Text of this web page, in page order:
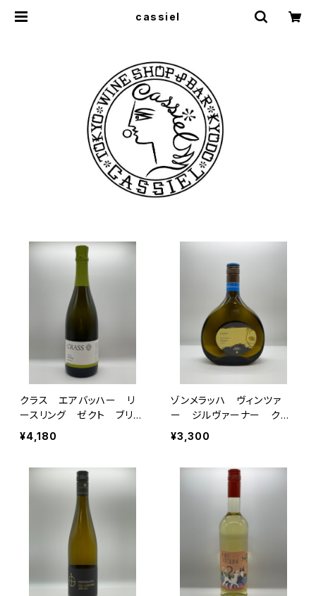
cassiel
クラス エアバッハー リ
ースリング ゼクト ブリュ
ット NV
¥4,180
ゾンメラッハ ヴィンツァ
ー ジルヴァーナー クヴ
ァリテーツヴァイン トロッ
ケン 2023
¥3,300